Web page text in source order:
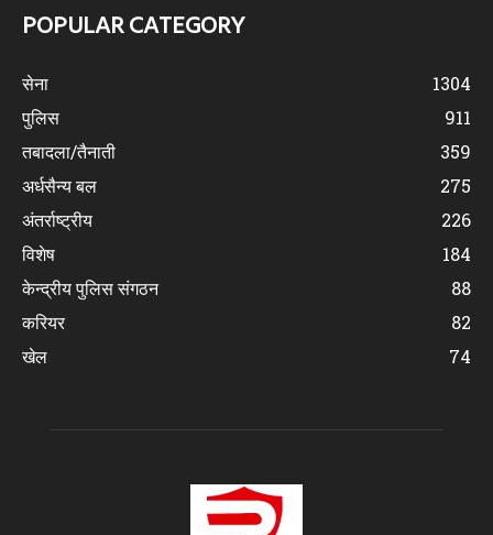
POPULAR CATEGORY
सेना
1304
पुलिस
911
तबादला/तैनाती
359
अर्धसैन्य बल
275
अंतर्राष्ट्रीय
226
विशेष
184
केन्द्रीय पुलिस संगठन
88
करियर
82
खेल
74